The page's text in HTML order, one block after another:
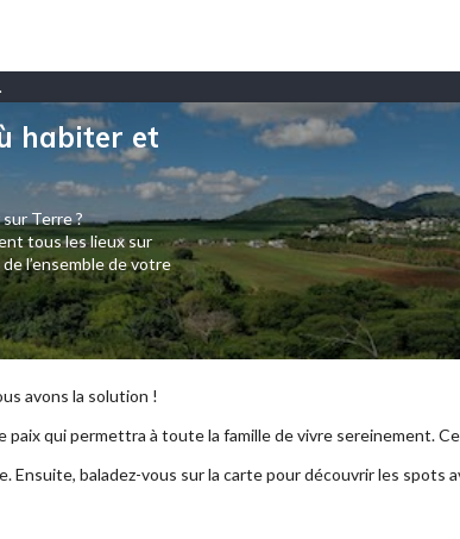
.
habiter et
Terre ?
tous les lieux sur
l’ensemble de votre
avons la solution !
paix qui permettra à toute la famille de vivre sereinement.
baladez-vous sur la carte pour découvrir les spots